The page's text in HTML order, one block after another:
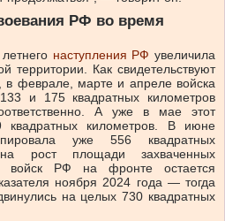
РФ во время
наступления РФ увеличила
территории. Как свидетельствуют
в феврале, марте и апреле войска
и 175 квадратных километров
А уже в мае этот
квадратных километров. В июне
уже 556 квадратных
рост площади захваченных
войск РФ на фронте остается
ноября 2024 года — тогда
на целых 730 квадратных